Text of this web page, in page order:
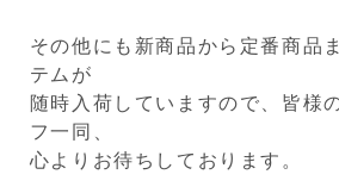
その他にも新商品から定番商品
テムが
随時入荷していますので、皆様
フ一同、
心よりお待ちしております。